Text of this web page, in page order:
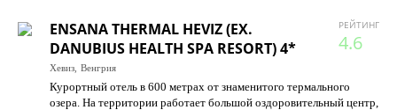
Цены дня
Страны
Как купить
РЕЙТИНГ
4.6
ENSANA THERMAL HEVIZ (EX.
DANUBIUS HEALTH SPA RESORT) 4*
Хевиз, Венгрия
Курортный отель в 600 метрах от знаменитого термального
озера. На территории работает большой оздоровительный центр,